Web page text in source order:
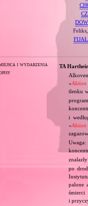
i wydarzenia
TA
«Aktion
tlenku
i
«Aktion
Uwaga:
po
palone
śmierci
i